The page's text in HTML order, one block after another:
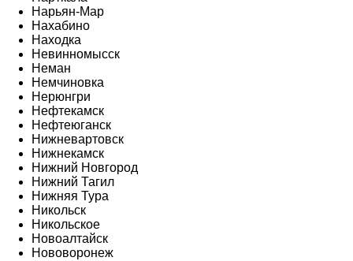
Нарьян-Мар
Нахабино
Находка
Невинномысск
Неман
Немчиновка
Нерюнгри
Нефтекамск
Нефтеюганск
Нижневартовск
Нижнекамск
Нижний Новгород
Нижний Тагил
Нижняя Тура
Никольск
Никольское
Новоалтайск
Нововоронеж